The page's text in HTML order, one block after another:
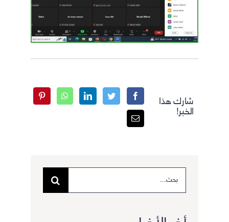
شارك هذا
الخبر!
البحث
عن: